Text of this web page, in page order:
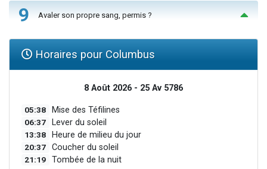
9 Avaler son propre sang, permis ?
Horaires pour Columbus
8 Août 2026 - 25 Av 5786
05:38 Mise des Téfilines
06:37 Lever du soleil
13:38 Heure de milieu du jour
20:37 Coucher du soleil
21:19 Tombée de la nuit